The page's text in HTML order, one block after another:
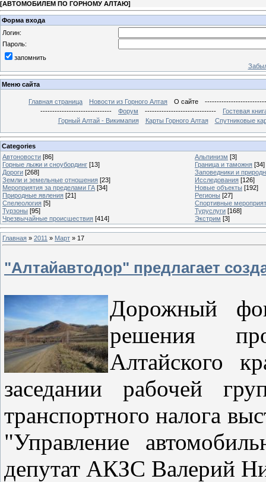
[АВТОМОБИЛЕМ ПО ГОРНОМУ АЛТАЮ]
Форма входа
Логин:
Пароль:
запомнить
Меню сайта
Главная страница Новости из Горного Алтая О сайте
------------------------------
Форум ------------------------------
Гостевая
Горный Алтай - Викимапия
Карты Горного Алтая Спутниковые
Categories
Автоновости [86] Альпинизм [3]
Горные лыжи и сноубординг [13] Граница и таможня [34]
Дороги [268]
Заповедники и
Земли и земельные отношения [23] Исследования [126]
Мероприятия за пределами ГА [34] Новые объекты [192]
Природные явления [21] Регионы [27]
Спелеология [5]
Спортивные
Турзоны [95] Туруслуги [168]
Чрезвычайные происшествия [414] Экстрим [3]
Главная » 2011 » Март » 17
"Алтайавтодор" предлагает
Дорожный
решения
Алтайского
заседании рабочей
транспортного налога
"Управление
депутат АКЗС Валерий